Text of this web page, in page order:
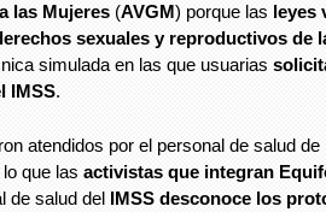
las Mujeres (AVGM) porque las leyes
sexuales y reproductivos de
simulada en las que usuarias
IMSS.
atendidos por el personal de salud
que las activistas que integran
de salud del IMSS desconoce los